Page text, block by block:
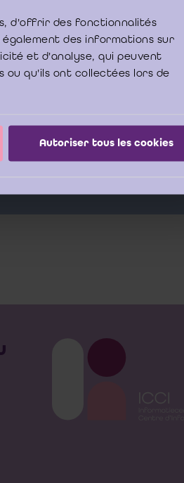
d'offrir des fonctionnalités
des informations sur
et d'analyse, qui peuvent
ou qu'ils ont collectées lors de
Autoriser tous les cookies
Koning Albert II-laan,
Bruxelles